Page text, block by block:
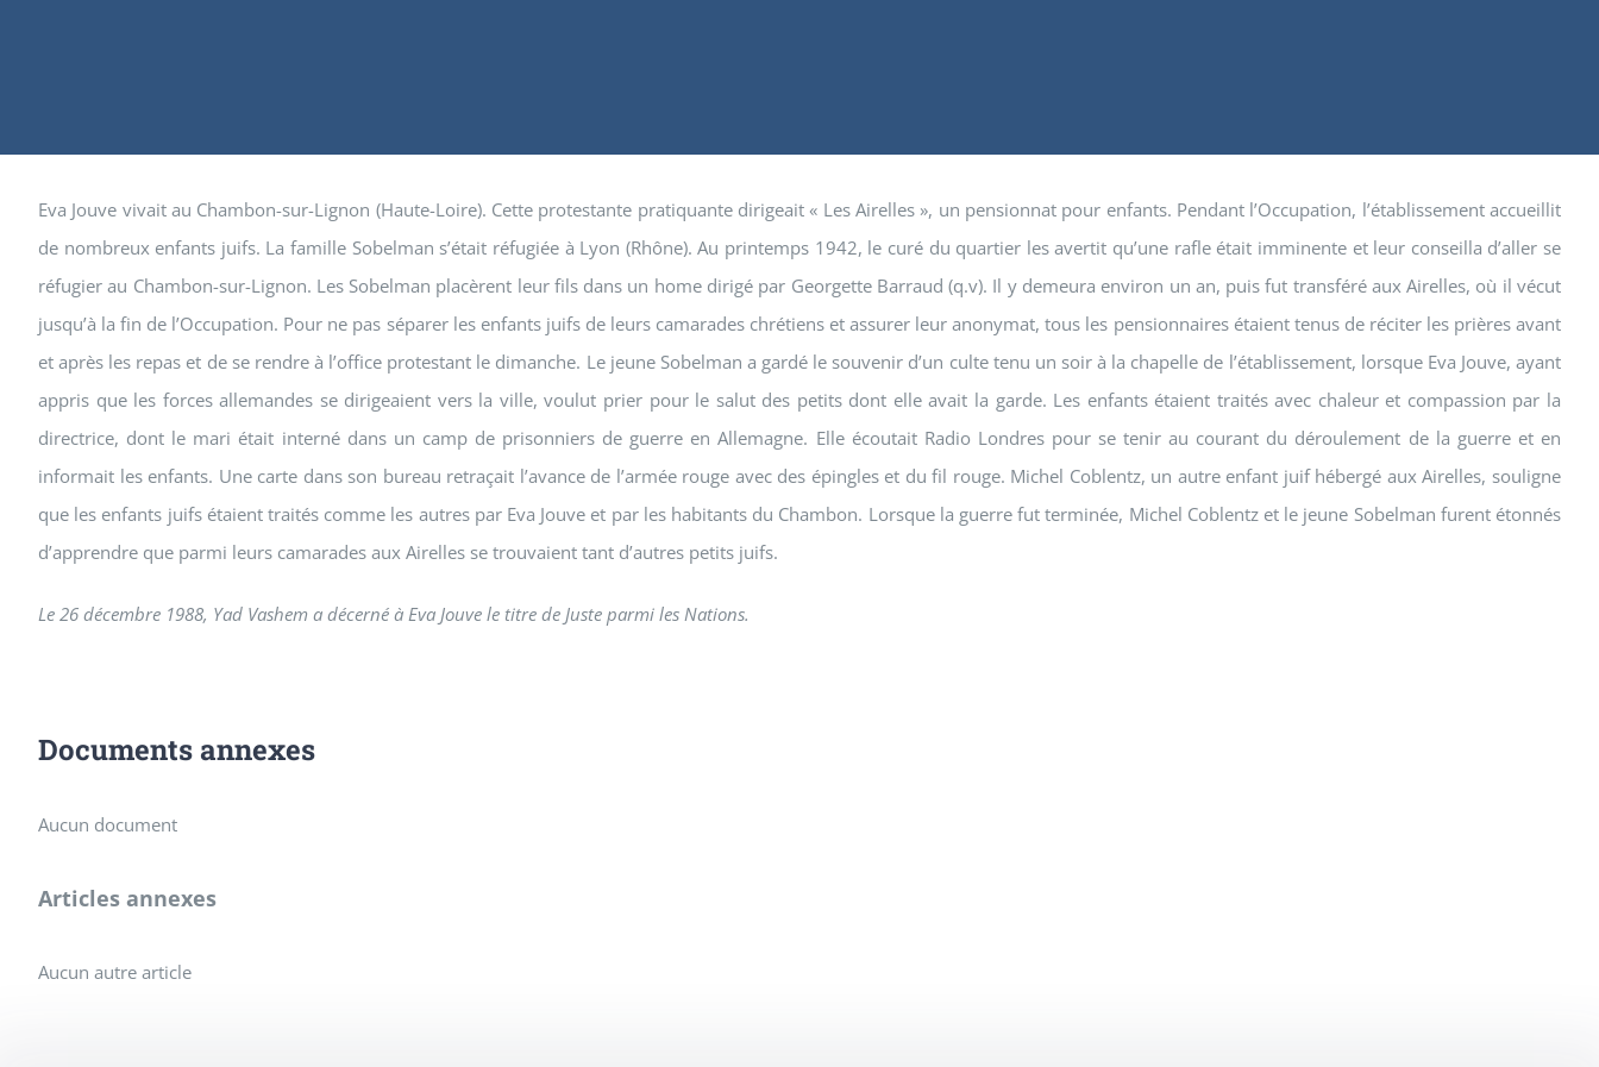
Eva Jouve vivait au Chambon-sur-Lignon (Haute-Loire). Cette protestante pratiquante dirigeait « Les Airelles », un pensionnat pour enfants. Pendant l’Occupation, l’établissement accueillit
de nombreux enfants juifs. La famille Sobelman s’était réfugiée à Lyon (Rhône). Au printemps 1942, le curé du quartier les avertit qu’une rafle était imminente et leur conseilla d’aller se
réfugier au Chambon-sur-Lignon. Les Sobelman placèrent leur fils dans un home dirigé par Georgette Barraud (q.v). Il y demeura environ un an, puis fut transféré aux Airelles, où il vécut
jusqu’à la fin de l’Occupation. Pour ne pas séparer les enfants juifs de leurs camarades chrétiens et assurer leur anonymat, tous les pensionnaires étaient tenus de réciter les prières avant
et après les repas et de se rendre à l’office protestant le dimanche. Le jeune Sobelman a gardé le souvenir d’un culte tenu un soir à la chapelle de l’établissement, lorsque Eva Jouve, ayant
appris que les forces allemandes se dirigeaient vers la ville, voulut prier pour le salut des petits dont elle avait la garde. Les enfants étaient traités avec chaleur et compassion par la
directrice, dont le mari était interné dans un camp de prisonniers de guerre en Allemagne. Elle écoutait Radio Londres pour se tenir au courant du déroulement de la guerre et en
informait les enfants. Une carte dans son bureau retraçait l’avance de l’armée rouge avec des épingles et du fil rouge. Michel Coblentz, un autre enfant juif hébergé aux Airelles, souligne
que les enfants juifs étaient traités comme les autres par Eva Jouve et par les habitants du Chambon. Lorsque la guerre fut terminée, Michel Coblentz et le jeune Sobelman furent étonnés
d’apprendre que parmi leurs camarades aux Airelles se trouvaient tant d’autres petits juifs.
Le 26 décembre 1988, Yad Vashem a décerné à Eva Jouve le titre de Juste parmi les Nations.
Documents annexes
Aucun document
Articles annexes
Aucun autre article